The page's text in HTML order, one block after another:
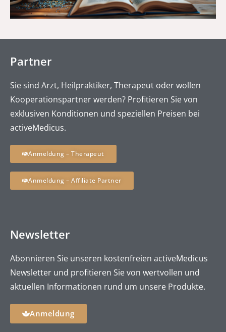
Partner
Sie sind Arzt, Heilpraktiker, Therapeut oder wollen
Kooperationspartner werden? Profitieren Sie von
exklusiven Konditionen und speziellen Preisen bei
activeMedicus.
Anmeldung – Therapeut
Anmeldung – Affiliate Partner
Newsletter
Abonnieren Sie unseren kostenfreien activeMedicus
Newsletter und profitieren Sie von wertvollen und
aktuellen Informationen rund um unsere Produkte.
Anmeldung